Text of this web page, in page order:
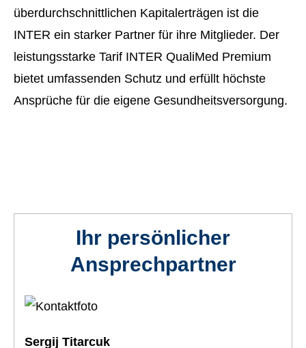
überdurchschnittlichen Kapitalerträgen ist die
INTER ein starker Partner für ihre Mitglieder. Der
leistungsstarke Tarif INTER QualiMed Premium
bietet umfassenden Schutz und erfüllt höchste
Ansprüche für die eigene Gesundheitsversorgung.
Ihr persönlicher
Ansprechpartner
Sergij Titarcuk